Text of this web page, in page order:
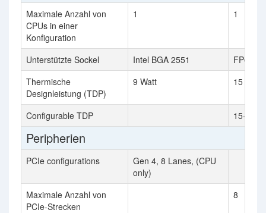
Maximale Anzahl von
CPUs in einer
Konfiguration
1 1
Unterstützte Sockel Intel BGA 2551
FP6
Thermische
Designleistung (TDP)
9 Watt 15 Watt
Configurable TDP 15-25
Peripherien
PCIe configurations
Gen 4, 8 Lanes, (CPU
only)
Maximale Anzahl von
PCIe-Strecken
8